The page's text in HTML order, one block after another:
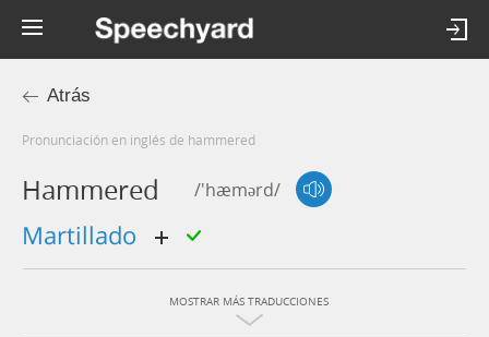
Atrás
Pronunciación en inglés de hammered
Hammered /'hæmərd/
martillado
MOSTRAR MÁS TRADUCCIONES